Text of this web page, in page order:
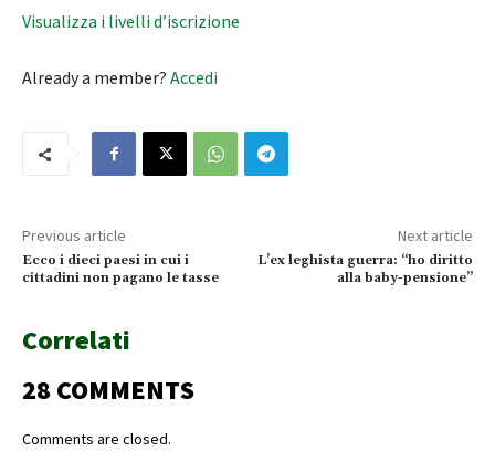
Visualizza i livelli d’iscrizione
Already a member? Accedi
Previous article
Ecco i dieci paesi in cui i
cittadini non pagano le tasse
Next article
L’ex leghista guerra: “ho diritto
alla baby-pensione”
Correlati
28 COMMENTS
Comments are closed.